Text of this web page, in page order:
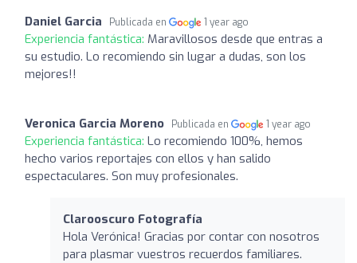
Daniel Garcia Publicada en 1 year ago
Experiencia fantástica: Maravillosos desde que entras a
su estudio. Lo recomiendo sin lugar a dudas, son los
mejores!!
Veronica Garcia Moreno Publicada en 1 year ago
Experiencia fantástica: Lo recomiendo 100%, hemos
hecho varios reportajes con ellos y han salido
espectaculares. Son muy profesionales.
Clarooscuro Fotografía
Hola Verónica! Gracias por contar con nosotros
para plasmar vuestros recuerdos familiares.